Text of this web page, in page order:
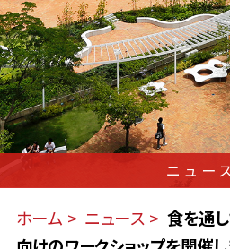
ニュース
ホーム ニュース
食を通